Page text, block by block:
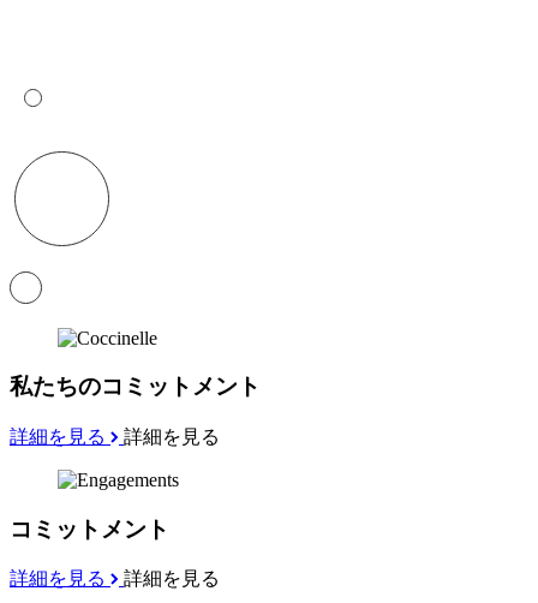
私たちのコミットメント
詳細を見る 詳細を見る
コミットメント
詳細を見る 詳細を見る